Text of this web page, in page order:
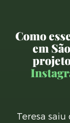
Como
em
Teresa